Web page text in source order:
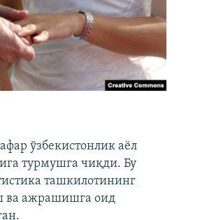
ўзбекистонлик аёл
турмушга чиқди. Бу
ташкилотининг
ва ажрашишга оид